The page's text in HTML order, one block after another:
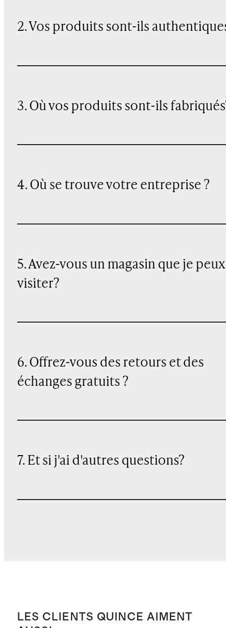
2. Vos produits sont-ils
3. Où vos produits sont-ils
4. Où se trouve votre entreprise ?
5. Avez-vous un magasin que je peux
visiter?
6. Offrez-vous des retours et des
échanges gratuits ?
7. Et si j'ai d'autres questions?
LES CLIENTS QUINCE AIMENT